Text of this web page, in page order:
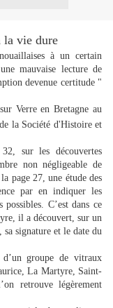
la vie dure
à un certain
mauvaise lecture de
devenue certitude "
Verre en Bretagne au
la Société d'Histoire et
sur les découvertes
non négligeable de
page 27, une étude des
par en indiquer les
C’est dans ce
il a découvert, sur un
signature et le date du
groupe de vitraux
La Martyre, Saint-
retrouve légèrement